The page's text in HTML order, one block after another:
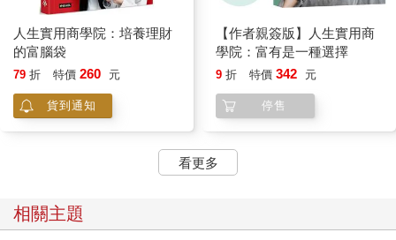
人生實用商學院：培養理財
的富腦袋
79 折 特價 260 元
貨到通知
【作者親簽版】人生實用商
學院：富有是一種選擇
9 折 特價 342 元
停售
看更多
相關主題